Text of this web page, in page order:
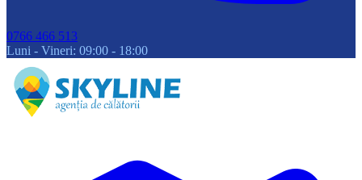
0766 466 513
Luni - Vineri: 09:00 - 18:00